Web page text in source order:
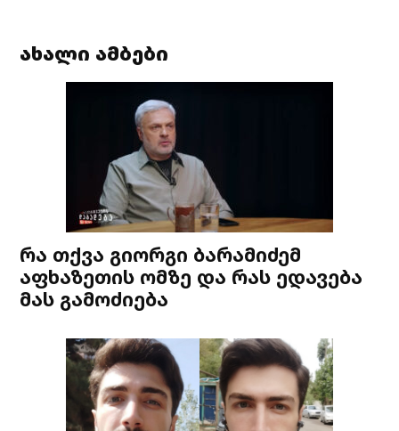
ახალი ამბები
რა თქვა გიორგი ბარამიძემ
აფხაზეთის ომზე და რას ედავება
მას გამოძიება